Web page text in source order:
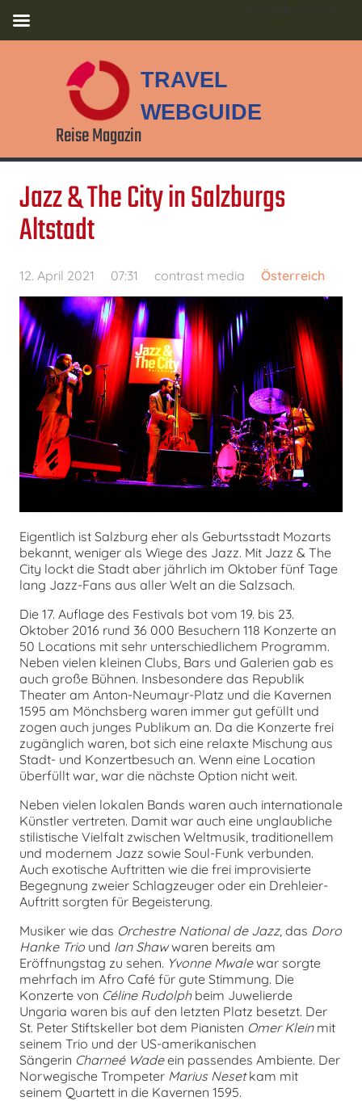
TRAVEL
WEBGUIDE
Reise Magazin
Jazz & The City in Salzburgs
Altstadt
12. April 2021 07:31 contrast media Österreich
Eigentlich ist Salzburg eher als Geburtsstadt Mozarts
bekannt, weniger als Wiege des Jazz. Mit Jazz & The
City lockt die Stadt aber jährlich im Oktober fünf Tage
lang Jazz-Fans aus aller Welt an die Salzsach.
Die 17. Auflage des Festivals bot vom 19. bis 23.
Oktober 2016 rund 36 000 Besuchern 118 Konzerte an
50 Locations mit sehr unterschiedlichem Programm.
Neben vielen kleinen Clubs, Bars und Galerien gab es
auch große Bühnen. Insbesondere das Republik
Theater am Anton-Neumayr-Platz und die Kavernen
1595 am Mönchsberg waren immer gut gefüllt und
zogen auch junges Publikum an. Da die Konzerte frei
zugänglich waren, bot sich eine relaxte Mischung aus
Stadt- und Konzertbesuch an. Wenn eine Location
überfüllt war, war die nächste Option nicht weit.
Neben vielen lokalen Bands waren auch internationale
Künstler vertreten. Damit war auch eine unglaubliche
stilistische Vielfalt zwischen Weltmusik, traditionellem
und modernem Jazz sowie Soul-Funk verbunden.
Auch exotische Auftritten wie die frei improvisierte
Begegnung zweier Schlagzeuger oder ein Drehleier-
Auftritt sorgten für Begeisterung.
Musiker wie das Orchestre National de Jazz, das Doro
Hanke Trio und Ian Shawwaren bereits am
Eröffnungstag zu sehen. Yvonne Mwalewar sorgte
mehrfach im Afro Café für gute Stimmung. Die
Konzerte von Céline Rudolphbeim Juwelierde
Ungaria waren bis auf den letzten Platz besetzt. Der
St. Peter Stiftskeller bot dem Pianisten Omer Kleinmit
seinem Trio und der US-amerikanischen
Sängerin Charneé Wadeein passendes Ambiente. Der
Norwegische Trompeter Marius Nesetkam mit
seinem Quartett in die Kavernen 1595.